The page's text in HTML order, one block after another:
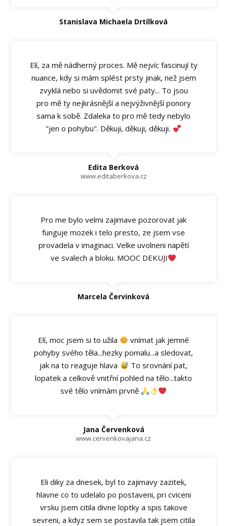
Stanislava Michaela Drtílková
Elí, za mě nádherný proces. Mě nejvíc fascinují ty
nuance, kdy si mám splést prsty jinak, než jsem
zvyklá nebo si uvědomit své paty... To jsou
pro mě ty nejkrásnější a nejvýživnější ponory
sama k sobě. Zdaleka to pro mě tedy nebylo
"jen o pohybu". Děkuji, děkuji, děkuji.
Edita Berková
www.editaberkova.cz
Pro me bylo velmi zajimave pozorovat jak
funguje mozek i telo presto, ze jsem vse
provadela v imaginaci. Velke uvolneni napětí
ve svalech a bloku. MOOC DEKUJI
Marcela Červinková
Elí, moc jsem si to užila
vnímat jak jemné
pohyby svého těla...hezky pomalu...a sledovat,
jak na to reaguje hlava
To srovnání pat,
lopatek a celkově vnitřní pohled na tělo...takto
své tělo vnímám prvně
Jana Červenková
www.cervenkovajana.cz
Eli diky za dnesek, byl to zajimavy zazitek,
hlavne co to udelalo po postaveni, pri cviceni
vrsku jsem citila divne loptky a spis takove
sevreni, a kdyz sem se postavila tak jsem citila